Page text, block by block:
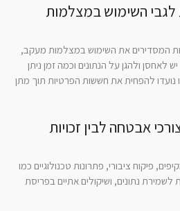
לגבי השימוש במצלמות
המסדירים את השימוש במצלמות מעקב,
לאחסן ולהגן על הנתונים וכמה זמן ניתן
נועדו להפחית את חששות הפרטיות תוך מתן
אבטחה לבין זכויות
פיקוח ציבורי, פתרונות טכנולוגיים כמו
לשמירת נתונים, ושיקולים אתיים בפריסת